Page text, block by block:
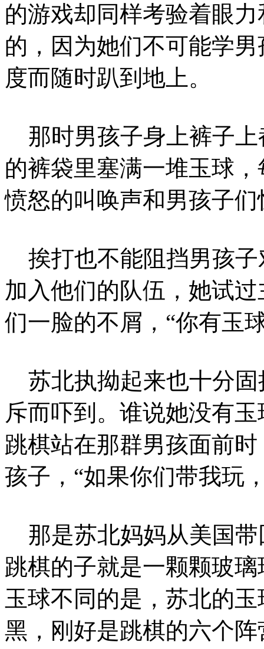
的游戏却同样考验着眼
的，因为她们不可能学
度而随时趴到地上。
那时男孩子身上裤子上
的裤袋里塞满一堆玉球
愤怒的叫唤声和男孩子
挨打也不能阻挡男孩子
加入他们的队伍，她试
们一脸的不屑，“你有玉
苏北执拗起来也十分固
斥而吓到。谁说她没有
跳棋站在那群男孩面前
孩子，“如果你们带我玩
那是苏北妈妈从美国带
跳棋的子就是一颗颗玻
玉球不同的是，苏北的
黑，刚好是跳棋的六个阵